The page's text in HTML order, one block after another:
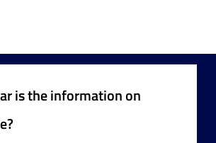
is the information on